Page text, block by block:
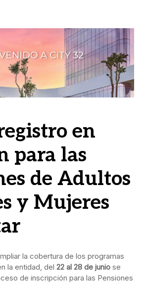
en
para las
de Adultos
y Mujeres
la cobertura de los programas
la entidad, del 22 al 28 de junio se
de inscripción para las Pensiones